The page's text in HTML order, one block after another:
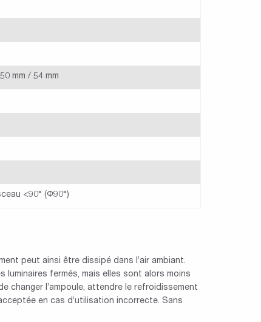
mm / 54 mm
<90° (Φ90°)
peut ainsi être dissipé dans l’air ambiant.
luminaires fermés, mais elles sont alors moins
changer l’ampoule, attendre le refroidissement
en cas d’utilisation incorrecte. Sans